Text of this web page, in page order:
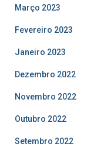
Março 2023
Fevereiro 2023
Janeiro 2023
Dezembro 2022
Novembro 2022
Outubro 2022
Setembro 2022